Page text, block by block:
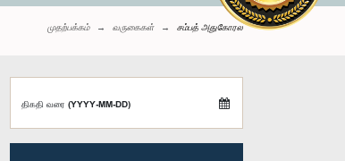
முதற்பக்கம் வருகைகள் சம்பத் அதுகோரல
திகதி வரை (YYYY-MM-DD)